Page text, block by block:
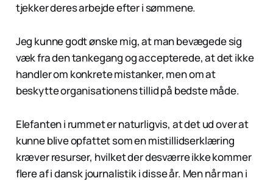
tjekker deres arbejde efter i sømmene.
Jeg kunne godt ønske mig, at man bevægede sig
væk fra den tankegang og accepterede, at det ikke
handler om konkrete mistanker, men om at
beskytte organisationens tillid på bedste måde.
Elefanten i rummet er naturligvis, at det ud over at
kunne blive opfattet som en mistillidserklæring
kræver resurser, hvilket der desværre ikke kommer
flere af i dansk journalistik i disse år. Men når man i